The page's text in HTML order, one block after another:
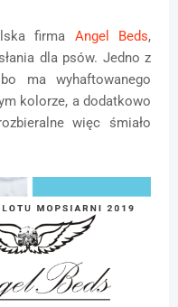
firma Angel Beds,
dla psów. Jedno z
ma wyhaftowanego
kolorze, a dodatkowo
więc śmiało